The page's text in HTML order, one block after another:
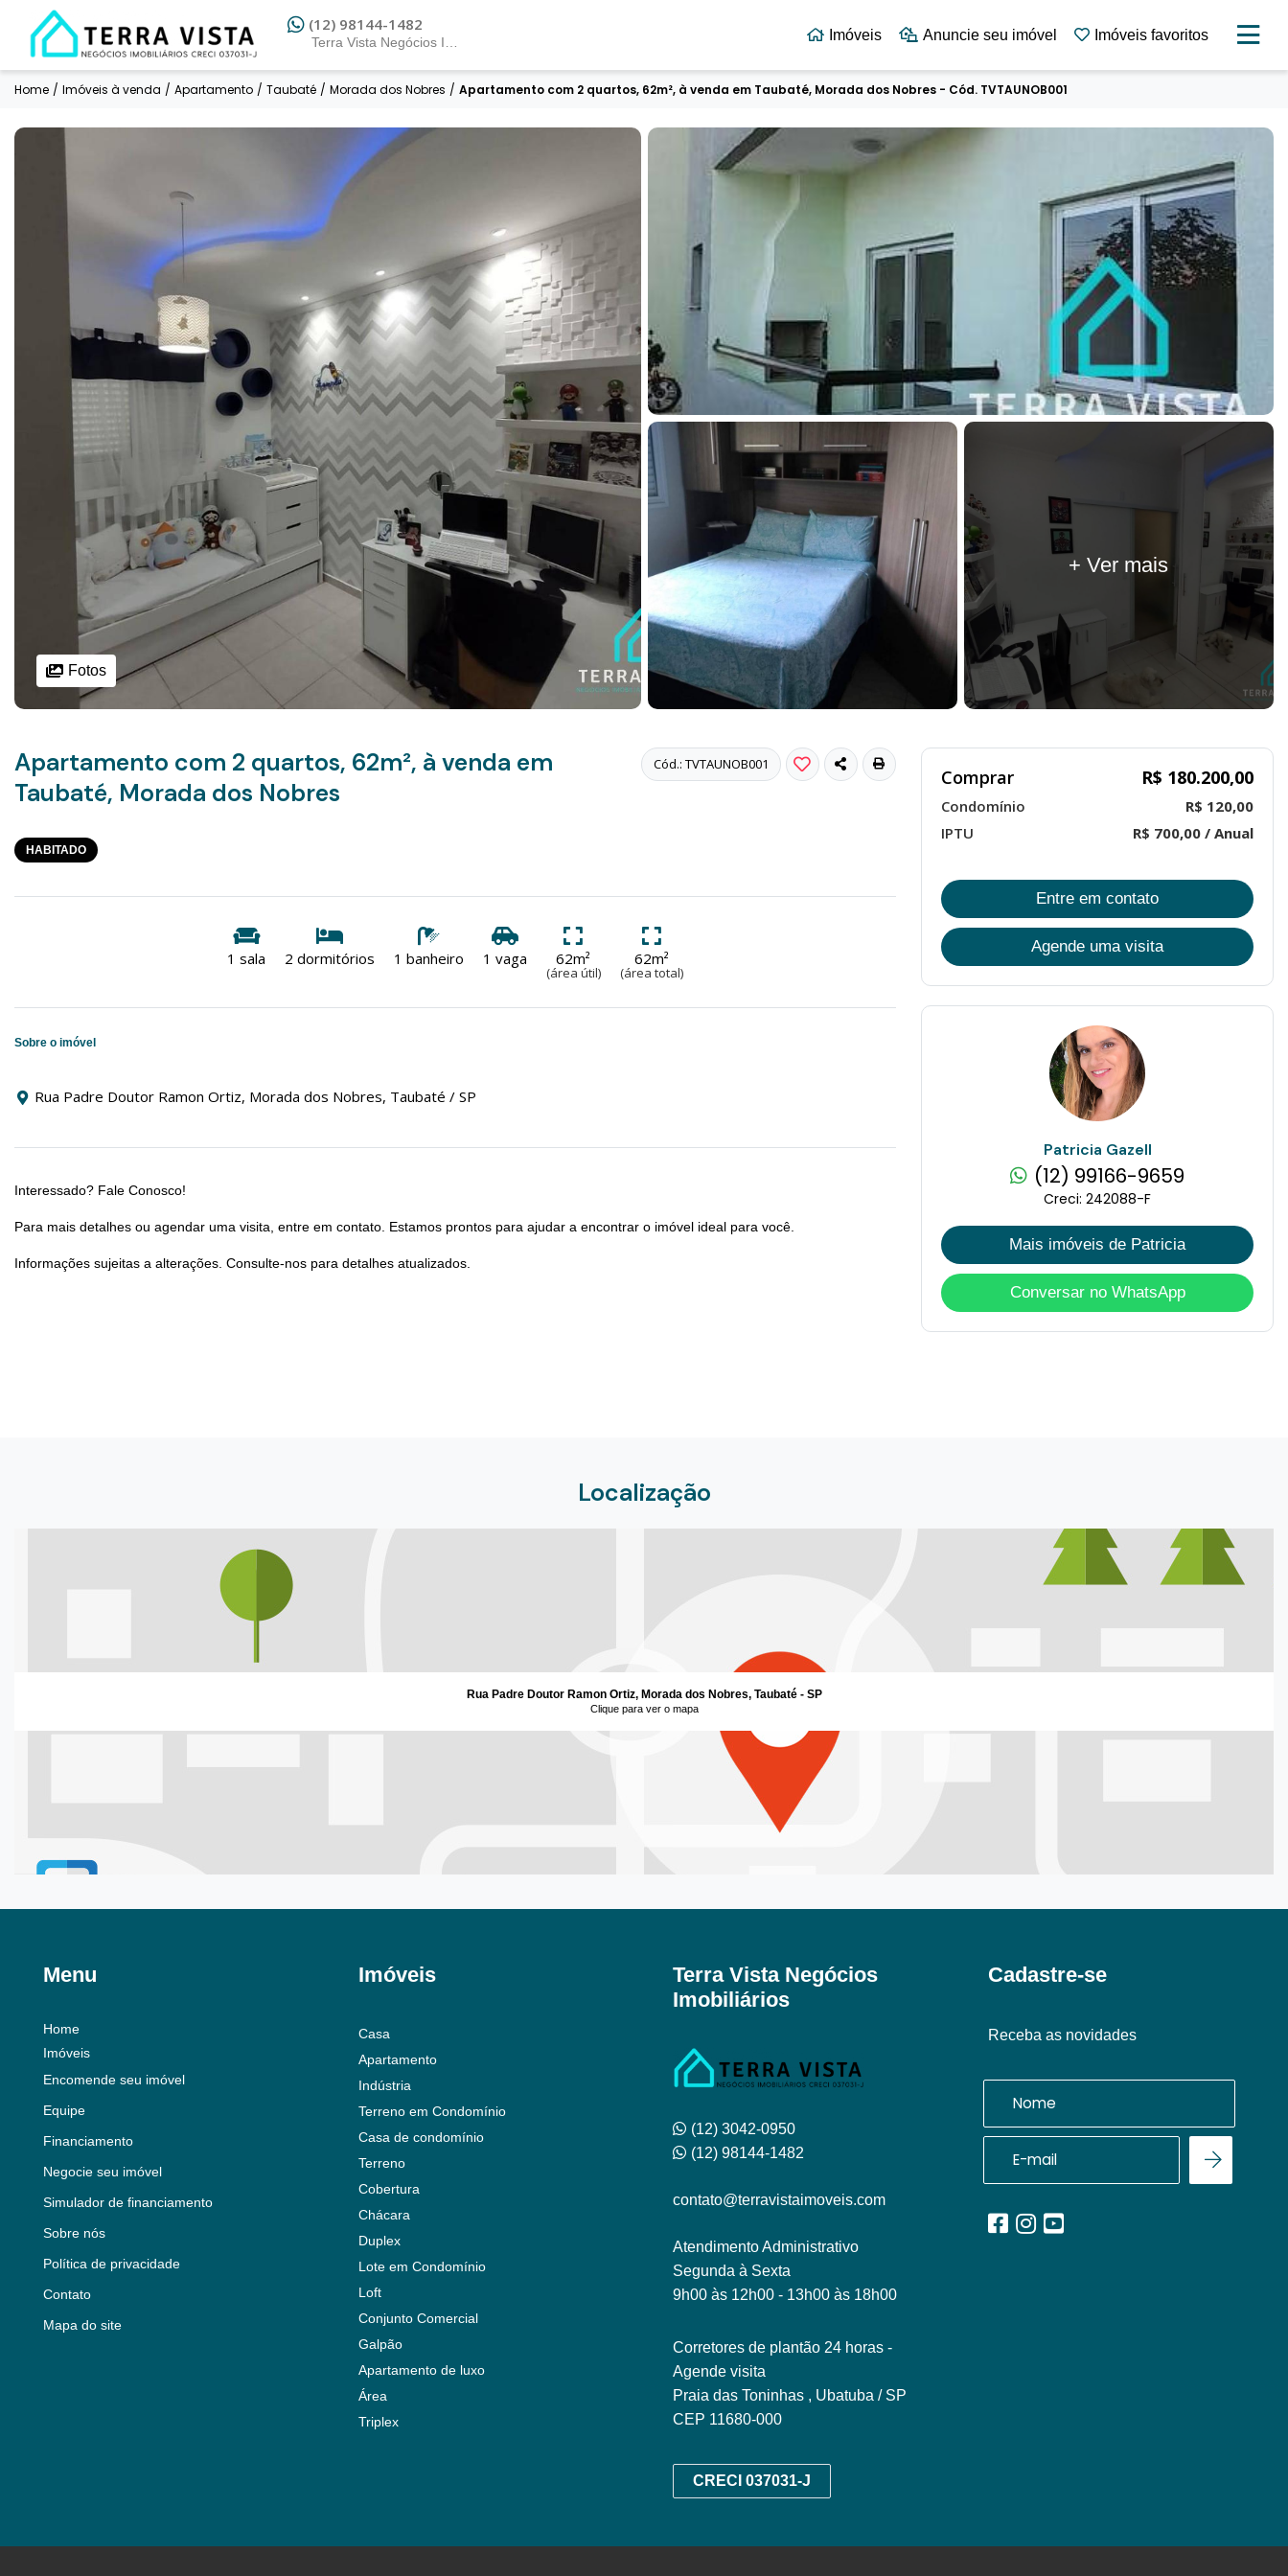
(12) 98144-1482
Terra Vista Negócios Imobiliários Imóveis Anuncie seu imóvel Imóveis favoritos
Home / Imóveis à venda / Apartamento / Taubaté / Morada dos Nobres / Apartamento com 2 quartos, 62m², à venda em Taubaté, Morada dos Nobres - Cód. TVTAUNOB001
Fotos
+ Ver mais
Cód.: TVTAUNOB001
Apartamento com 2 quartos, 62m², à venda em
Taubaté, Morada dos Nobres
HABITADO
1 sala 2 dormitórios 1 banheiro 1 vaga 62m²
(área útil)
62m²
(área total)
Sobre o imóvel
Rua Padre Doutor Ramon Ortiz, Morada dos Nobres, Taubaté / SP
Interessado? Fale Conosco!
Para mais detalhes ou agendar uma visita, entre em contato. Estamos prontos para ajudar a encontrar o imóvel ideal para você.
Informações sujeitas a alterações. Consulte-nos para detalhes atualizados.
Comprar R$ 180.200,00
Condomínio
R$ 120,00
IPTU
R$ 700,00 / Anual
Entre em contato
Agende uma visita
Patricia Gazell
(12) 99166-9659
Creci: 242088-F
Mais imóveis de Patricia
Conversar no WhatsApp
Localização
Rua Padre Doutor Ramon Ortiz, Morada dos Nobres, Taubaté - SP
Clique para ver o mapa
Menu
Home
Imóveis
Encomende seu imóvel
Equipe
Financiamento
Negocie seu imóvel
Simulador de financiamento
Sobre nós
Política de privacidade
Contato
Mapa do site
Imóveis
Casa
Apartamento
Indústria
Terreno em Condomínio
Casa de condomínio
Terreno
Cobertura
Chácara
Duplex
Lote em Condomínio
Loft
Conjunto Comercial
Galpão
Apartamento de luxo
Área
Triplex
Terra Vista Negócios
Imobiliários
(12) 3042-0950
(12) 98144-1482
contato@terravistaimoveis.com
Atendimento Administrativo
Segunda à Sexta
9h00 às 12h00 - 13h00 às 18h00
Corretores de plantão 24 horas -
Agende visita
Praia das Toninhas , Ubatuba / SP
CEP 11680-000
CRECI 037031-J
Cadastre-se
Receba as novidades